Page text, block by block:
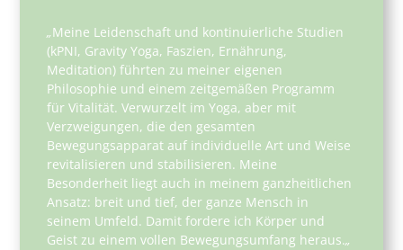
„Meine Leidenschaft und kontinuierliche Studien
(kPNI, Gravity Yoga, Faszien, Ernährung,
Meditation) führten zu meiner eigenen
Philosophie und einem zeitgemäßen Programm
für Vitalität. Verwurzelt im Yoga, aber mit
Verzweigungen, die den gesamten
Bewegungsapparat auf individuelle Art und Weise
revitalisieren und stabilisieren. Meine
Besonderheit liegt auch in meinem ganzheitlichen
Ansatz: breit und tief, der ganze Mensch in
seinem Umfeld. Damit fordere ich Körper und
Geist zu einem vollen Bewegungsumfang heraus.„